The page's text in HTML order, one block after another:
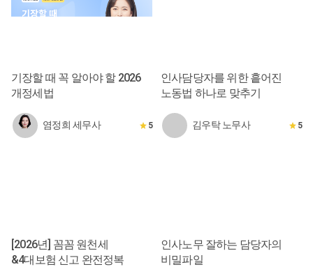
기장할 때 꼭 알아야 할 2026
개정세법
염정희 세무사 5
인사담당자를 위한 흩어진
노동법 하나로 맞추기
김우탁 노무사 5
[2026년] 꼼꼼 원천세
&4대보험 신고 완전정복
인사노무 잘하는 담당자의
비밀파일